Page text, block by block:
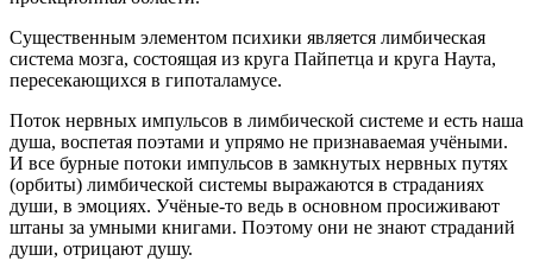
Существенным элементом психики является лимбическая
система мозга, состоящая из круга Пайпетца и круга Наута,
пересекающихся в гипоталамусе.
Поток нервных импульсов в лимбической системе и есть наша
душа, воспетая поэтами и упрямо не признаваемая учёными.
И все бурные потоки импульсов в замкнутых нервных путях
(орбиты) лимбической системы выражаются в страданиях
души, в эмоциях. Учёные-то ведь в основном просиживают
штаны за умными книгами. Поэтому они не знают страданий
души, отрицают душу.